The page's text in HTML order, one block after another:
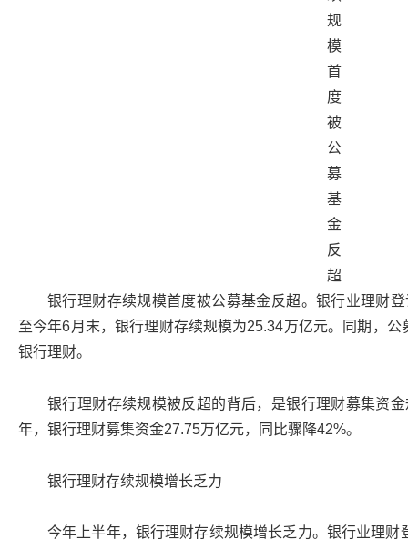
银行理财存续规模首度被公募基金反超。银行业理财
至今年6月末，银行理财存续规模为25.34万亿元。同期，
银行理财。
银行理财存续规模被反超的背后，是银行理财募集资
年，银行理财募集资金27.75万亿元，同比骤降42%。
银行理财存续规模增长乏力
今年上半年，银行理财存续规模增长乏力。银行业理